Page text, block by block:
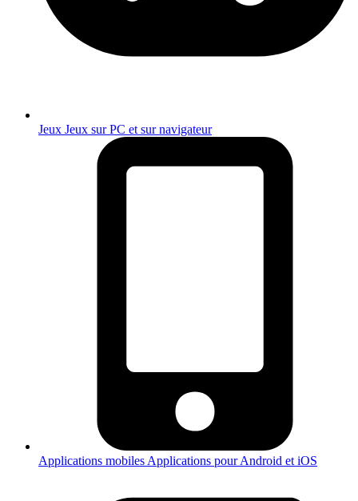
Jeux Jeux sur PC et sur navigateur
Applications mobiles Applications pour Android et iOS